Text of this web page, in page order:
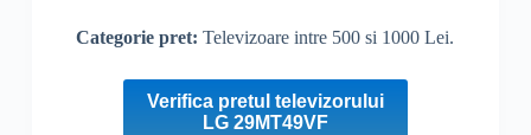
Categorie pret:Televizoare intre 500 si 1000 Lei.
Verifica pretul televizorului
LG 29MT49VF